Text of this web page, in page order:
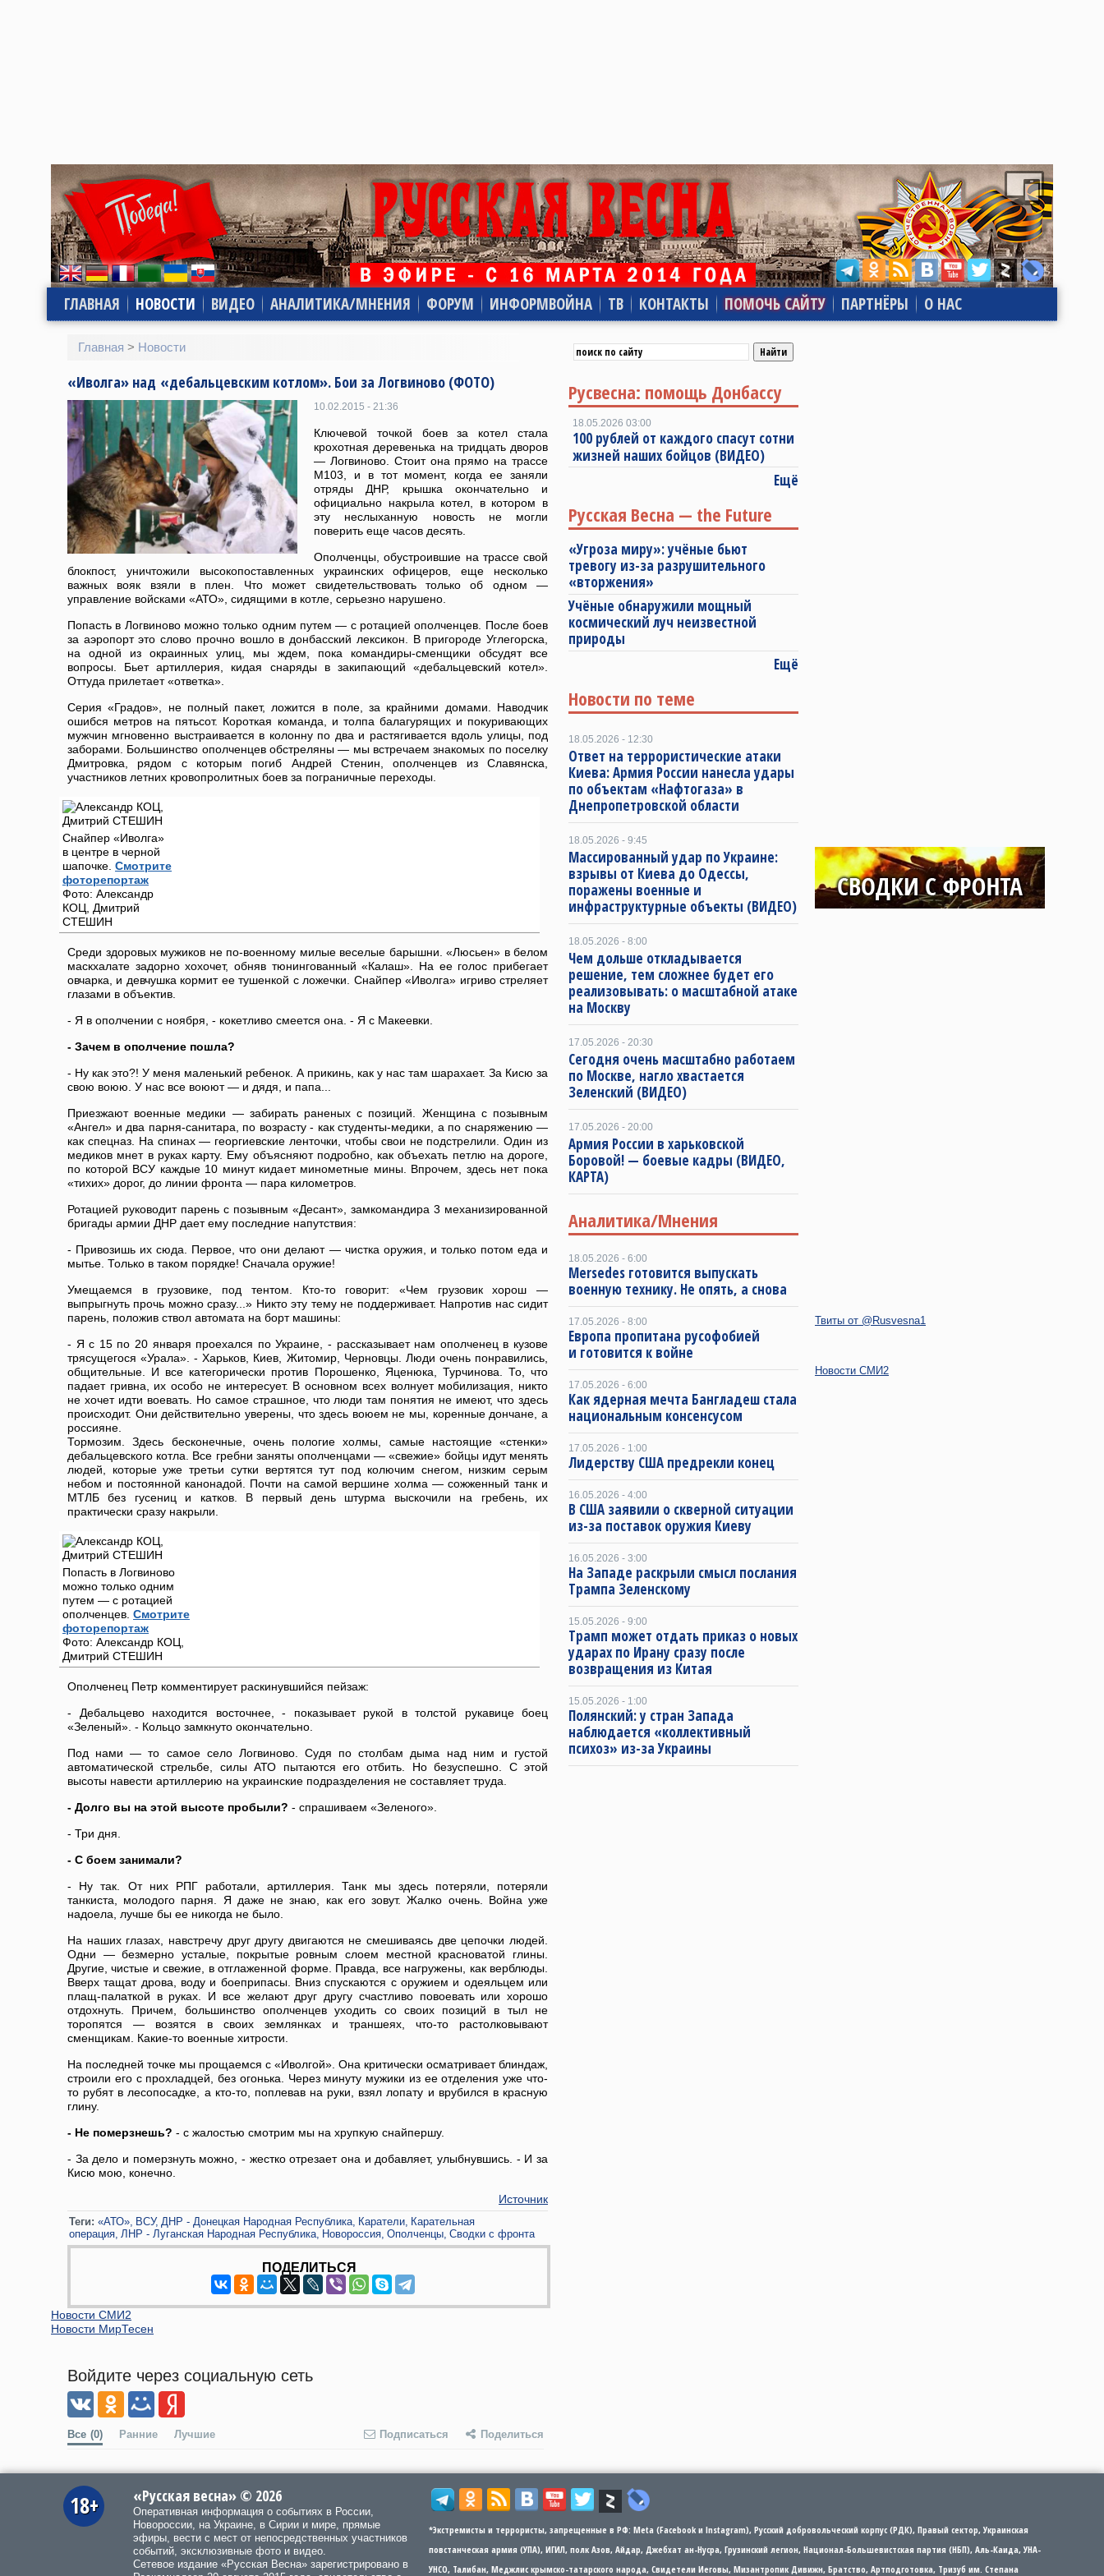
ГЛАВНАЯ НОВОСТИ ВИДЕО АНАЛИТИКА/МНЕНИЯ ФОРУМ ИНФОРМВОЙНА ТВ КОНТАКТЫ ПОМОЧЬ САЙТУ ПАРТНЁРЫ О НАС
Главная > Новости
«Иволга» над «дебальцевским котлом». Бои за Логвиново (ФОТО)
10.02.2015 - 21:36
Ключевой точкой боев за котел стала
крохотная деревенька на тридцать дворов
— Логвиново. Стоит она прямо на трассе
М103, и в тот момент, когда ее заняли
отряды ДНР, крышка окончательно и
официально накрыла котел, в котором в
эту неслыханную новость не могли
поверить еще часов десять.
Ополченцы, обустроившие на трассе свой
блокпост, уничтожили высокопоставленных украинских офицеров, еще несколько
важных вояк взяли в плен. Что может свидетельствовать только об одном —
управление войсками «АТО», сидящими в котле, серьезно нарушено.
Попасть в Логвиново можно только одним путем — с ротацией ополченцев. После боев
за аэропорт это слово прочно вошло в донбасский лексикон. В пригороде Углегорска,
на одной из окраинных улиц, мы ждем, пока командиры-сменщики обсудят все
вопросы. Бьет артиллерия, кидая снаряды в закипающий «дебальцевский котел».
Оттуда прилетает «ответка».
Серия «Градов», не полный пакет, ложится в поле, за крайними домами. Наводчик
ошибся метров на пятьсот. Короткая команда, и толпа балагурящих и покуривающих
мужчин мгновенно выстраивается в колонну по два и растягивается вдоль улицы, под
заборами. Большинство ополченцев обстреляны — мы встречаем знакомых по поселку
Дмитровка, рядом с которым погиб Андрей Стенин, ополченцев из Славянска,
участников летних кровопролитных боев за пограничные переходы.
Снайпер «Иволга»
в центре в черной
шапочке. Смотрите
фоторепортаж
Фото: Александр
КОЦ, Дмитрий
СТЕШИН
Среди здоровых мужиков не по-военному милые веселые барышни. «Люсьен» в белом
маскхалате задорно хохочет, обняв тюнингованный «Калаш». На ее голос прибегает
овчарка, и девчушка кормит ее тушенкой с ложечки. Снайпер «Иволга» игриво стреляет
глазами в объектив.
- Я в ополчении с ноября, - кокетливо смеется она. - Я с Макеевки.
- Зачем в ополчение пошла?
- Ну как это?! У меня маленький ребенок. А прикинь, как у нас там шарахает. За Кисю за
свою воюю. У нас все воюют — и дядя, и папа...
Приезжают военные медики — забирать раненых с позиций. Женщина с позывным
«Ангел» и два парня-санитара, по возрасту - как студенты-медики, а по снаряжению —
как спецназ. На спинах — георгиевские ленточки, чтобы свои не подстрелили. Один из
медиков мнет в руках карту. Ему объясняют подробно, как объехать петлю на дороге,
по которой ВСУ каждые 10 минут кидает минометные мины. Впрочем, здесь нет пока
«тихих» дорог, до линии фронта — пара километров.
Ротацией руководит парень с позывным «Десант», замкомандира 3 механизированной
бригады армии ДНР дает ему последние напутствия:
- Привозишь их сюда. Первое, что они делают — чистка оружия, и только потом еда и
мытье. Только в таком порядке! Сначала оружие!
Умещаемся в грузовике, под тентом. Кто-то говорит: «Чем грузовик хорош —
выпрыгнуть прочь можно сразу...» Никто эту тему не поддерживает. Напротив нас сидит
парень, положив ствол автомата на борт машины:
- Я с 15 по 20 января проехался по Украине, - рассказывает нам ополченец в кузове
трясущегося «Урала». - Харьков, Киев, Житомир, Черновцы. Люди очень понравились,
общительные. И все категорически против Порошенко, Яценюка, Турчинова. То, что
падает гривна, их особо не интересует. В основном всех волнует мобилизация, никто
не хочет идти воевать. Но самое страшное, что люди там понятия не имеют, что здесь
происходит. Они действительно уверены, что здесь воюем не мы, коренные дончане, а
россияне.
Тормозим. Здесь бесконечные, очень пологие холмы, самые настоящие «стенки»
дебальцевского котла. Все гребни заняты ополченцами — «свежие» бойцы идут менять
людей, которые уже третьи сутки вертятся тут под колючим снегом, низким серым
небом и постоянной канонадой. Почти на самой вершине холма — сожженный танк и
МТЛБ без гусениц и катков. В первый день штурма выскочили на гребень, их
практически сразу накрыли.
Попасть в Логвиново
можно только одним
путем — с ротацией
ополченцев. Смотрите
фоторепортаж
Фото: Александр КОЦ,
Дмитрий СТЕШИН
Ополченец Петр комментирует раскинувшийся пейзаж:
- Дебальцево находится восточнее, - показывает рукой в толстой рукавице боец
«Зеленый». - Кольцо замкнуто окончательно.
Под нами — то самое село Логвиново. Судя по столбам дыма над ним и густой
автоматической стрельбе, силы АТО пытаются его отбить. Но безуспешно. С этой
высоты навести артиллерию на украинские подразделения не составляет труда.
- Долго вы на этой высоте пробыли? - спрашиваем «Зеленого».
- Три дня.
- С боем занимали?
- Ну так. От них РПГ работали, артиллерия. Танк мы здесь потеряли, потеряли
танкиста, молодого парня. Я даже не знаю, как его зовут. Жалко очень. Война уже
надоела, лучше бы ее никогда не было.
На наших глазах, навстречу друг другу двигаются не смешиваясь две цепочки людей.
Одни — безмерно усталые, покрытые ровным слоем местной красноватой глины.
Другие, чистые и свежие, в отглаженной форме. Правда, все нагружены, как верблюды.
Вверх тащат дрова, воду и боеприпасы. Вниз спускаются с оружием и одеяльцем или
плащ-палаткой в руках. И все желают друг другу счастливо повоевать или хорошо
отдохнуть. Причем, большинство ополченцев уходить со своих позиций в тыл не
торопятся — возятся в своих землянках и траншеях, что-то растолковывают
сменщикам. Какие-то военные хитрости.
На последней точке мы прощаемся с «Иволгой». Она критически осматривает блиндаж,
строили его с прохладцей, без огонька. Через минуту мужики из ее отделения уже что-
то рубят в лесопосадке, а кто-то, поплевав на руки, взял лопату и врубился в красную
глину.
- Не померзнешь? - с жалостью смотрим мы на хрупкую снайпершу.
- За дело и померзнуть можно, - жестко отрезает она и добавляет, улыбнувшись. - И за
Кисю мою, конечно.
Источник
Теги: «АТО» ВСУ ДНР - Донецкая Народная Республика Каратели Карательная
операция ЛНР - Луганская Народная Республика Новороссия Ополченцы Сводки с фронта
ПОДЕЛИТЬСЯ
Новости СМИ2
Новости МирТесен
Войдите через социальную сеть
Все (0) Ранние Лучшие Подписаться Поделиться
Русвесна: помощь Донбассу
18.05.2026 03:00
100 рублей от каждого спасут сотни
жизней наших бойцов (ВИДЕО)
Ещё
Русская Весна — the Future
«Угроза миру»: учёные бьют
тревогу из-за разрушительного
«вторжения»
Учёные обнаружили мощный
космический луч неизвестной
природы
Ещё
Новости по теме
18.05.2026 - 12:30
Ответ на террористические атаки
Киева: Армия России нанесла удары
по объектам «Нафтогаза» в
Днепропетровской области
18.05.2026 - 9:45
Массированный удар по Украине:
взрывы от Киева до Одессы,
поражены военные и
инфраструктурные объекты (ВИДЕО)
18.05.2026 - 8:00
Чем дольше откладывается
решение, тем сложнее будет его
реализовывать: о масштабной атаке
на Москву
17.05.2026 - 20:30
Сегодня очень масштабно работаем
по Москве, нагло хвастается
Зеленский (ВИДЕО)
17.05.2026 - 20:00
Армия России в харьковской
Боровой! — боевые кадры (ВИДЕО,
КАРТА)
Аналитика/Мнения
18.05.2026 - 6:00
Mersedes готовится выпускать
военную технику. Не опять, а снова
17.05.2026 - 8:00
Европа пропитана русофобией
и готовится к войне
17.05.2026 - 6:00
Как ядерная мечта Бангладеш стала
национальным консенсусом
17.05.2026 - 1:00
Лидерству США предрекли конец
16.05.2026 - 4:00
В США заявили о скверной ситуации
из-за поставок оружия Киеву
16.05.2026 - 3:00
На Западе раскрыли смысл послания
Трампа Зеленскому
15.05.2026 - 9:00
Трамп может отдать приказ о новых
ударах по Ирану сразу после
возвращения из Китая
15.05.2026 - 1:00
Полянский: у стран Запада
наблюдается «коллективный
психоз» из-за Украины
Твиты от @Rusvesna1
Новости СМИ2
18+ «Русская весна» © 2026
Оперативная информация о событиях в России,
Новороссии, на Украине, в Сирии и мире, прямые
эфиры, вести с мест от непосредственных участников
событий, эксклюзивные фото и видео.
Сетевое издание «Русская Весна» зарегистрировано в
*Экстремисты и террористы, запрещенные в РФ: Meta (Facebook и Instagram), Русский добровольческий корпус (РДК), Правый сектор, Украинская
повстанческая армия (УПА), ИГИЛ, полк Азов, Айдар, Джебхат ан-Нусра, Грузинский легион, Национал-Большевистская партия (НБП), Аль-Каида, УНА-
УНСО, Талибан, Меджлис крымско-татарского народа, Свидетели Иеговы, Мизантропик Дивижн, Братство, Артподготовка, Тризуб им. Степана